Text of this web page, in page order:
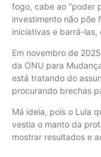
fogo, cabe ao “poder
investimento não põe
iniciativas e barrá-
Em novembro de
da ONU para
está tratando do
procurando brechas
Má ideia, pois o Lula
vestia o manto da
mostrar resultados e